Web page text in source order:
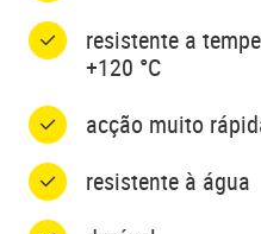
resistente a
+120 °C
acção muito
resistente à água